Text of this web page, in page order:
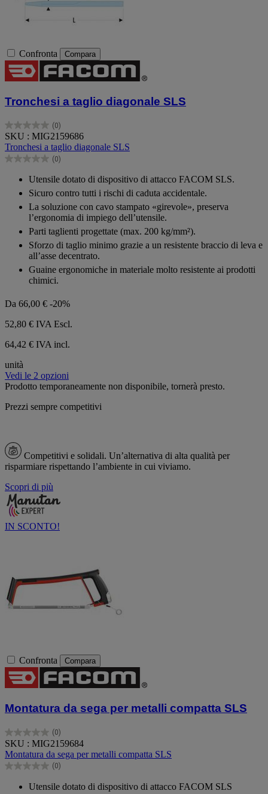
Confronta Compara
Tronchesi a taglio diagonale SLS
(0)
0.0
su
5
stelle.
SKU : MIG2159686
Tronchesi a taglio diagonale SLS
(0)
0.0
stelle.
Utensile dotato di dispositivo di attacco FACOM SLS.
Sicuro contro tutti i rischi di caduta accidentale.
La soluzione con cavo stampato «girevole», preserva
l’ergonomia di impiego dell’utensile.
Parti taglienti progettate (max. 200 kg/mm²).
Sforzo di taglio minimo grazie a un resistente braccio di leva e
all’asse decentrato.
Guaine ergonomiche in materiale molto resistente ai prodotti
chimici.
Da 66,00 € -20%
52,80 € IVA Escl.
64,42 € IVA incl.
unità
Vedi le 2 opzioni
Prodotto temporaneamente non disponibile, tornerà presto.
Prezzi sempre competitivi
Competitivi e solidali. Un’alternativa di alta qualità per
risparmiare rispettando l’ambiente in cui viviamo.
Scopri di più
IN SCONTO!
Confronta Compara
Montatura da sega per metalli compatta SLS
(0)
0.0
su
5
stelle.
SKU : MIG2159684
Montatura da sega per metalli compatta SLS
(0)
0.0
Utensile dotato di dispositivo di attacco FACOM SLS